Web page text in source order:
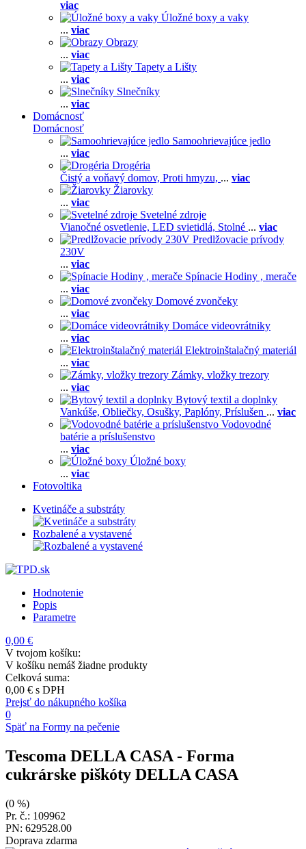
viac
Úložné boxy a vaky
... viac
Obrazy
... viac
Tapety a Lišty
... viac
Slnečníky
... viac
Domácnosť
Domácnosť
Samoohrievajúce jedlo
... viac
Drogéria
Čistý a voňavý domov, Proti hmyzu, ... viac
Žiarovky
... viac
Svetelné zdroje
Vianočné osvetlenie, LED svietidlá, Stolné ... viac
Predlžovacie prívody
230V
... viac
Spínacie Hodiny , merače
... viac
Domové zvončeky
... viac
Domáce videovrátniky
... viac
Elektroinštalačný materiál
... viac
Zámky, vložky trezory
... viac
Bytový textil a doplnky
Vankúše, Obliečky, Osušky, Paplóny, Príslušen ... viac
Vodovodné
batérie a príslušenstvo
... viac
Úložné boxy
... viac
Fotovoltika
Kvetináče a substráty
Rozbalené a vystavené
Hodnotenie
Popis
Parametre
0,00 €
V tvojom košíku:
V košíku nemáš žiadne produkty
Celková suma:
0,00 € s DPH
Prejsť do nákupného košíka
0
Späť na Formy na pečenie
Tescoma DELLA CASA - Forma
cukrárske piškóty DELLA CASA
(0 %)
Pr. č.: 109962
PN: 629528.00
Doprava zdarma